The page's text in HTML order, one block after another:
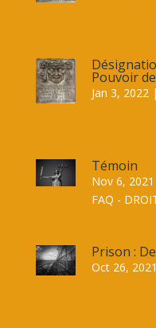
Pouvoir
Jan 3, 2022|
Témoin
Nov 6, 2021
FAQ -
Prison :
Oct 26, 2021